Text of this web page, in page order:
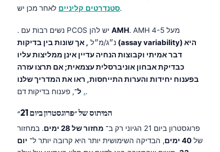
סטנדרטים קלינייםלאחר מכן יש.
AMH. AMH מעל 4-5
נ״ג/מ״ל , אך שונות בין בדיקות (assay variability) היא
דבר אמיתי וקבוצות הנחיה עדיין אינן ממליצות עליו
כבדיקת אבחון אוניברסלית עצמאית; אם תרצו עזרה
בפענוח יחידות והערות התייחסות, ראו את המדריך שלנו
ל־ ..
המיתוס של ״פרוגסטרון ביום 21״
פרוגסטרון ביום 21 הגיוני רק ב־ מחזור של 28 ימים
. במחזור
של 40 ימים , הבדיקה השימושית יותר היא קרובה יותר ל־ יום